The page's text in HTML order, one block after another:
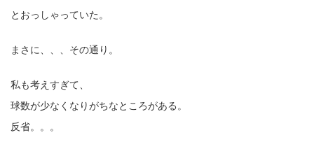
とおっしゃっていた。
まさに、、、その通り。
私も考えすぎて、
球数が少なくなりがちなところがある。
反省。。。